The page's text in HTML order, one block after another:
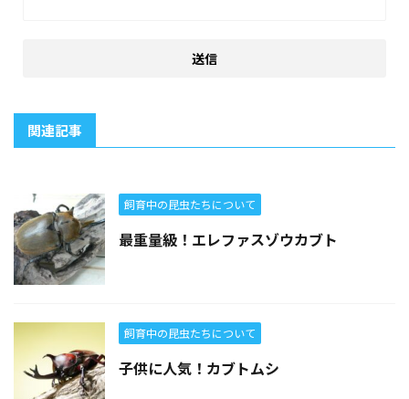
関連記事
飼育中の昆虫たちについて
最重量級！エレファスゾウカブト
飼育中の昆虫たちについて
子供に人気！カブトムシ